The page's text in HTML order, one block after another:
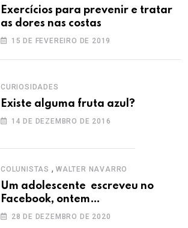
Exercícios para prevenir e tratar
as dores nas costas
15 DE FEVEREIRO DE 2019
CURIOSIDADES
Existe alguma fruta azul?
14 DE DEZEMBRO DE 2016
COLUNISTAS , WALTER NAVARRO
Um adolescente escreveu no
Facebook, ontem…
28 DE DEZEMBRO DE 2020